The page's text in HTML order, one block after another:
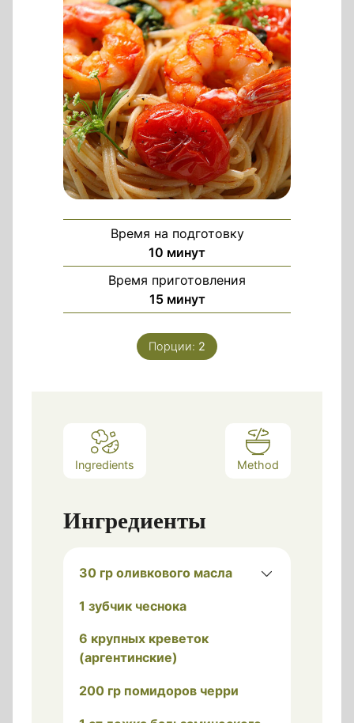
Время на подготовку
10 минуты
минут
Время приготовления
15минуты
минут
Порции: 2
Ingredients Method
Ингредиенты
30 гр оливкового масла
1 зубчик чеснока
6 крупных креветок
(аргентинские)
200 гр помидоров черри